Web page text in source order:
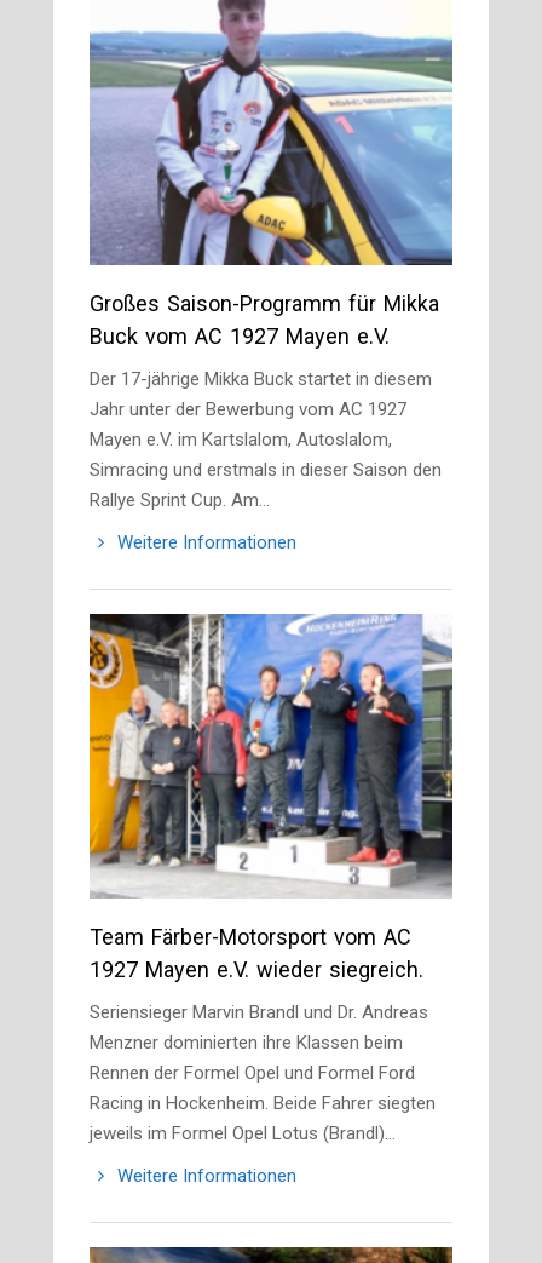
Großes Saison-Programm für Mikka
Buck vom AC 1927 Mayen e.V.
Der 17-jährige Mikka Buck startet in diesem
Jahr unter der Bewerbung vom AC 1927
Mayen e.V. im Kartslalom, Autoslalom,
Simracing und erstmals in dieser Saison den
Rallye Sprint Cup. Am…
Weitere Informationen
Team Färber-Motorsport vom AC
1927 Mayen e.V. wieder siegreich.
Seriensieger Marvin Brandl und Dr. Andreas
Menzner dominierten ihre Klassen beim
Rennen der Formel Opel und Formel Ford
Racing in Hockenheim. Beide Fahrer siegten
jeweils im Formel Opel Lotus (Brandl)…
Weitere Informationen